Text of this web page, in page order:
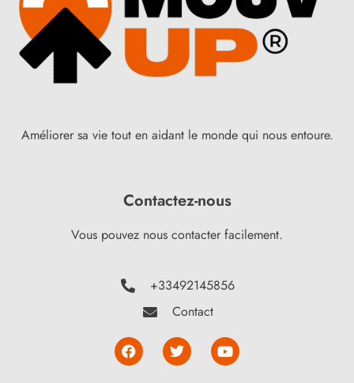
Améliorer sa vie tout en aidant le monde qui nous entoure.
Contactez-nous
Vous pouvez nous contacter facilement.
+33492145856
Contact